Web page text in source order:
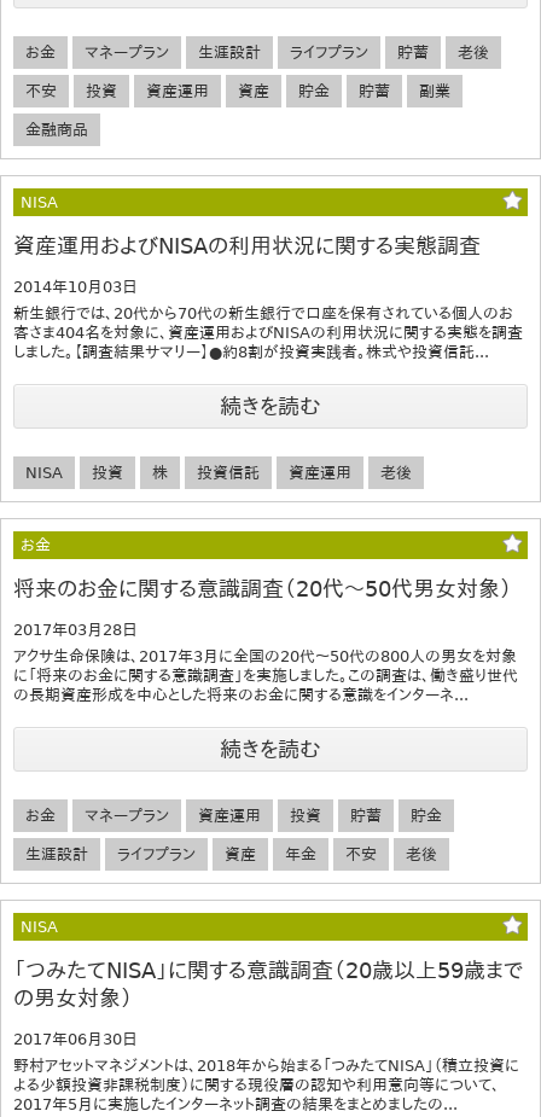
お金 マネープラン 生涯設計 ライフプラン 貯蓄 老後
不安 投資 資産運用 資産 貯金 貯蓄 副業
金融商品
NISA
資産運用およびNISAの利用状況に関する実態調査
2014年10月03日
新生銀行では、20代から70代の新生銀行で口座を保有されている個人のお
客さま404名を対象に、資産運用およびNISAの利用状況に関する実態を調査
しました。【調査結果サマリー】●約8割が投資実践者。株式や投資信託...
続きを読む
NISA 投資 株 投資信託 資産運用 老後
お金
将来のお金に関する意識調査（20代～50代男女対象）
2017年03月28日
アクサ生命保険は、2017年3月に全国の20代～50代の800人の男女を対象
に「将来のお金に関する意識調査」を実施しました。この調査は、働き盛り世代
の長期資産形成を中心とした将来のお金に関する意識をインターネ...
続きを読む
お金 マネープラン 資産運用 投資 貯蓄 貯金
生涯設計 ライフプラン 資産 年金 不安 老後
NISA
「つみたてNISA」に関する意識調査（20歳以上59歳まで
の男女対象）
2017年06月30日
野村アセットマネジメントは、2018年から始まる「つみたてNISA」（積立投資に
よる少額投資非課税制度）に関する現役層の認知や利用意向等について、
2017年5月に実施したインターネット調査の結果をまとめましたの...